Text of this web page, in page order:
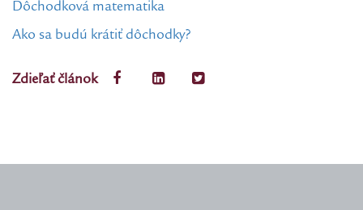
Dôchodková matematika
Ako sa budú krátiť dôchodky?
Zdieľať článok